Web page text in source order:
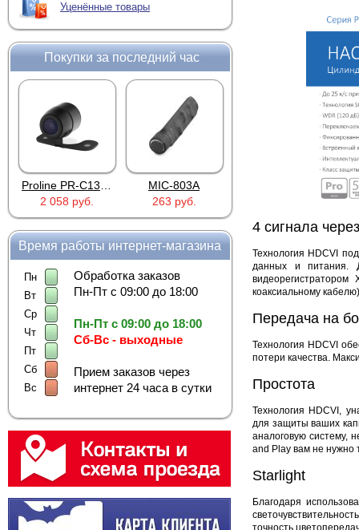
Уценённые товары
Покупки за последний час
Proline PR-C1335
2 058 руб.
MIC-803A
263 руб.
Время работы интернет-магазина
Пн
Вт
Ср
Чт
Пт
Сб
Вс
Обработка заказов
Пн-Пт с 09:00 до 18:00
Пн-Пт с 09:00 до 18:00
Сб-Вс - выходные
Прием заказов через
интернет 24 часа в сутки
4 сигнала
Технология HDCVI
данных и питания.
коаксиальному
Передача на
Технология HDCVI
потери качества.
Простота
Технология HDCVI,
для защиты ваших
аналоговую систему,
and Play вам не нужно
Starlight
Благодаря
точность